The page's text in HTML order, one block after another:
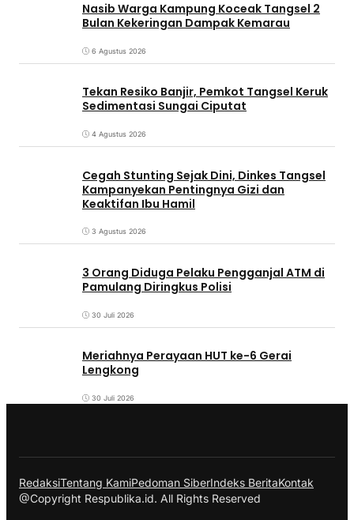
Nasib Warga Kampung Koceak Tangsel 2
Bulan Kekeringan Dampak Kemarau
6 Agustus 2026
Tekan Resiko Banjir, Pemkot Tangsel Keruk
Sedimentasi Sungai Ciputat
4 Agustus 2026
Cegah Stunting Sejak Dini, Dinkes Tangsel
Kampanyekan Pentingnya Gizi dan
Keaktifan Ibu Hamil
3 Agustus 2026
3 Orang Diduga Pelaku Pengganjal ATM di
Pamulang Diringkus Polisi
30 Juli 2026
Meriahnya Perayaan HUT ke-6 Gerai
Lengkong
30 Juli 2026
RedaksiTentang KamiPedoman SiberIndeks BeritaKontak
@Copyright Respublika.id. All Rights Reserved